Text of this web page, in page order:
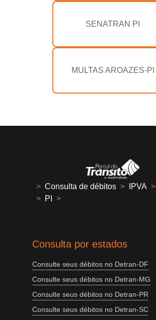
SENATRAN PI
MULTAS AROAZES-PI
> Consulta de débitos > IPVA >
> PI >
Consulta por estados
Consulte seus débitos no Detran-DF
Consulte seus débitos no Detran-MG
Consulte seus débitos no Detran-PR
Consulte seus débitos no Detran-SC